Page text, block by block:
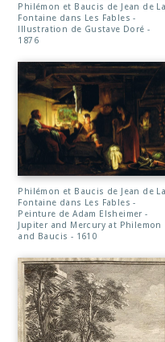
Philémon et Baucis de Jean de La
Fontaine dans Les Fables -
Illustration de Gustave Doré -
1876
Philémon et Baucis de Jean de La
Fontaine dans Les Fables -
Peinture de Adam Elsheimer -
Jupiter and Mercury at Philemon
and Baucis - 1610